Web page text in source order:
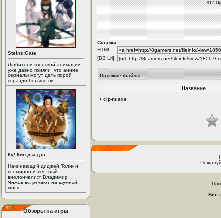
Steins;Gate
Любители японской анимации
уже давно поняли ,что аниме
сериалы могут дать порой
гораздо больше пи...
Ку! Кин-дза-дза
Начинающий диджей Толик и
всемирно известный
виолончелист Владимир
Чижов встречают на шумной
моск...
Обзоры на игры
917
Ссылки
HTML:
[BB Url]:
Похожие файлы
Название
• cip-nt.exe
Все